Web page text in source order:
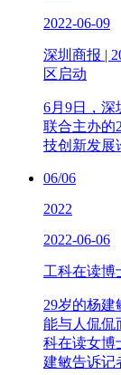
2022-06-09
深圳商报 |
区启动
6月9日，深
联合主办的
技创新发展
06/06
2022
2022-06-06
工科在读博
29岁的杨
能与人侃侃
科在读女博
建敏告诉记